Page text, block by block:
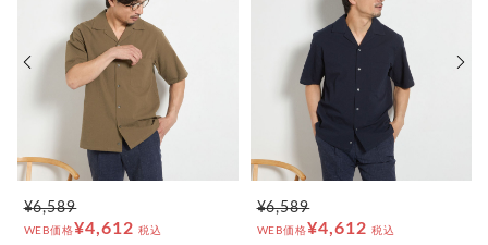
¥6,589
WEB価格¥4,612 税込
¥6,589
WEB価格¥4,612 税込
前の画像